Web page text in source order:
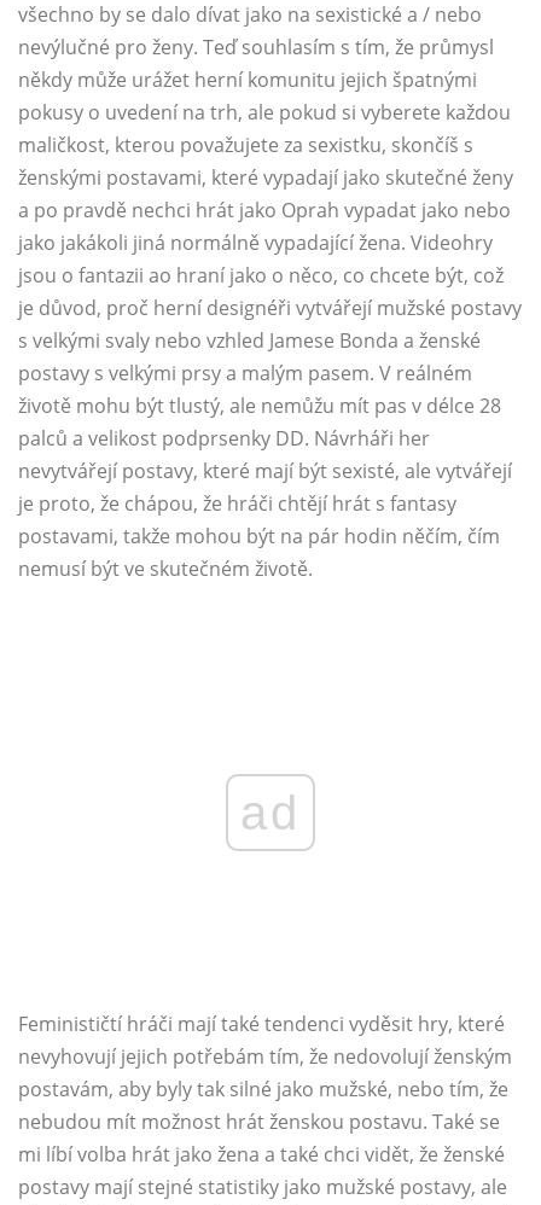
všechno by se dalo dívat jako na sexistické a / nebo
nevýlučné pro ženy. Teď souhlasím s tím, že průmysl
někdy může urážet herní komunitu jejich špatnými
pokusy o uvedení na trh, ale pokud si vyberete každou
maličkost, kterou považujete za sexistku, skončíš s
ženskými postavami, které vypadají jako skutečné ženy
a po pravdě nechci hrát jako Oprah vypadat jako nebo
jako jakákoli jiná normálně vypadající žena. Videohry
jsou o fantazii ao hraní jako o něco, co chcete být, což
je důvod, proč herní designéři vytvářejí mužské postavy
s velkými svaly nebo vzhled Jamese Bonda a ženské
postavy s velkými prsy a malým pasem. V reálném
životě mohu být tlustý, ale nemůžu mít pas v délce 28
palců a velikost podprsenky DD. Návrháři her
nevytvářejí postavy, které mají být sexisté, ale vytvářejí
je proto, že chápou, že hráči chtějí hrát s fantasy
postavami, takže mohou být na pár hodin něčím, čím
nemusí být ve skutečném životě.
ad
Feminističtí hráči mají také tendenci vyděsit hry, které
nevyhovují jejich potřebám tím, že nedovolují ženským
postavám, aby byly tak silné jako mužské, nebo tím, že
nebudou mít možnost hrát ženskou postavu. Také se
mi líbí volba hrát jako žena a také chci vidět, že ženské
postavy mají stejné statistiky jako mužské postavy, ale